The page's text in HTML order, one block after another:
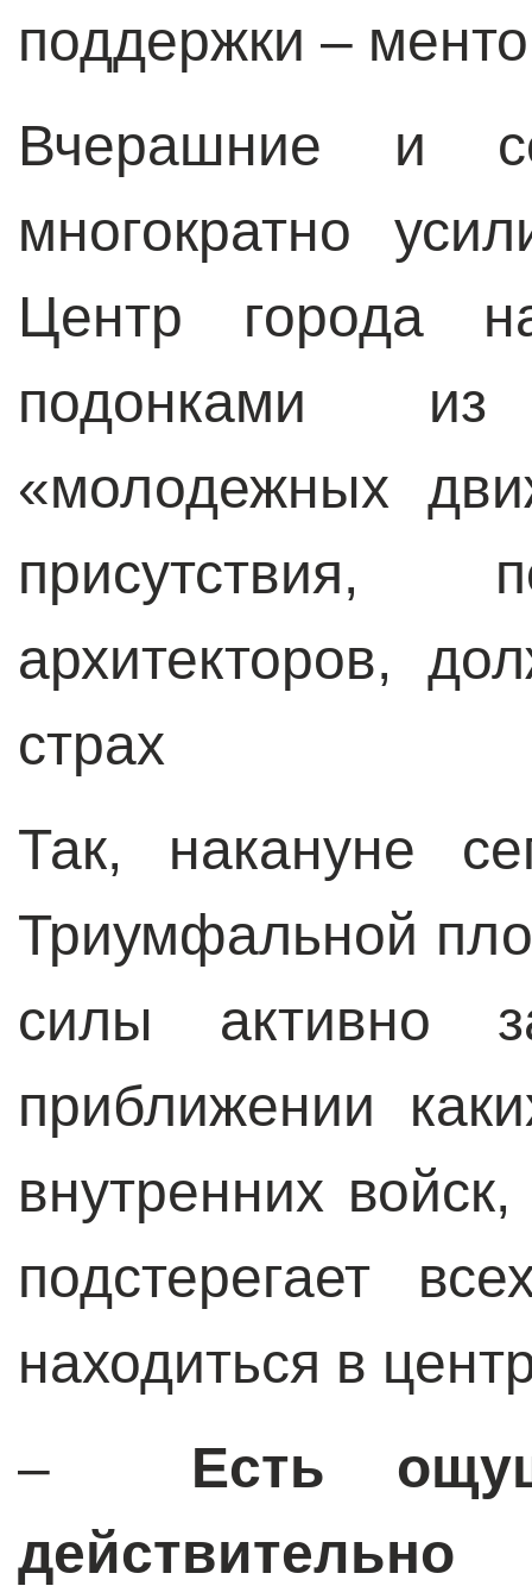
поддержки –
Вчерашние и
многократно
Центр города
подонками
«молодежных
архитекторов,
страх
Так, накануне
Триумфальной
силы активно
приближении
внутренних
подстерегает
находиться в
– Есть